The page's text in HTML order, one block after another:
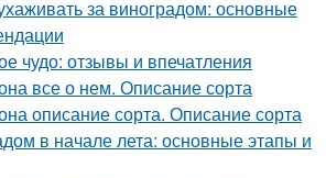
за виноградом: основные
чудо: отзывы и впечатления
все о нем. Описание сорта
описание сорта. Описание сорта
в начале лета: основные этапы и